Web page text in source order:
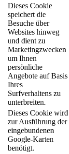
Dieses Cookie
speichert die
Besuche über
Websites hinweg
und dient zu
Marketingzwecken
um Ihnen
persönliche
Angebote auf Basis
Ihres
Surfverhaltens zu
unterbreiten.
Dieses Cookie wird
zur Ausführung der
eingebundenen
Google-Karten
benötigt.